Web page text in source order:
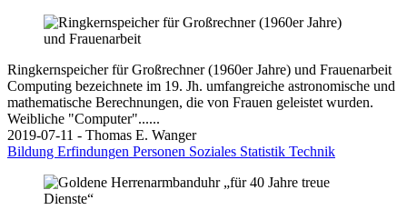
Ringkernspeicher für Großrechner (1960er Jahre) und Frauenarbeit
Computing bezeichnete im 19. Jh. umfangreiche astronomische und
mathematische Berechnungen, die von Frauen geleistet wurden.
Weibliche "Computer"......
2019-07-11 - Thomas E. Wanger
Bildung Erfindungen Personen Soziales Statistik Technik